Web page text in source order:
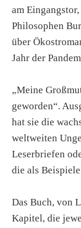
am
Philosophen
über
Jahr der
„Meine
geworden“.
hat sie die
weltweiten
Leserbriefen
die als
Das Buch, von
Kapitel, die